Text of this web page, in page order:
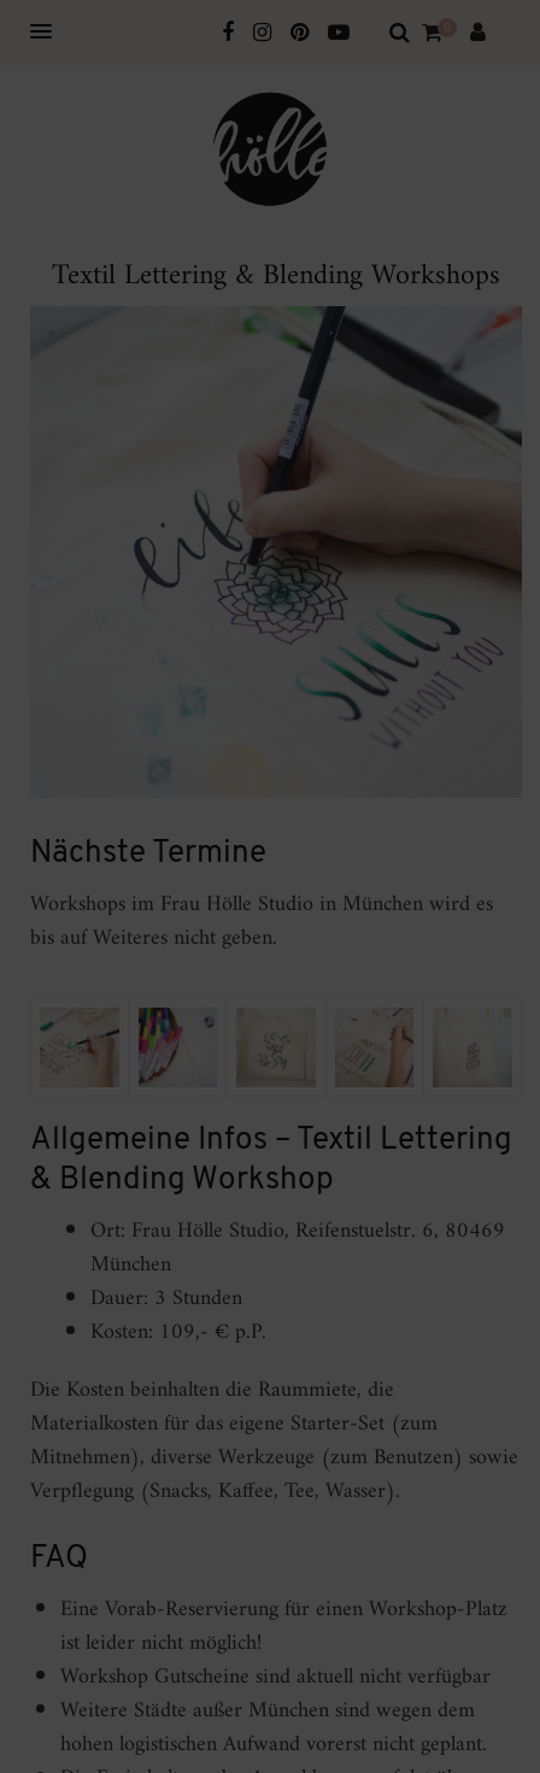
0
Textil Lettering & Blending Workshops
Nächste Termine
Workshops im Frau Hölle Studio in München wird es
bis auf Weiteres nicht geben.
Allgemeine Infos – Textil Lettering
& Blending Workshop
Ort: Frau Hölle Studio, Reifenstuelstr. 6, 80469
München
Dauer: 3 Stunden
Kosten: 109,- € p.P.
Die Kosten beinhalten die Raummiete, die
Materialkosten für das eigene Starter-Set (zum
Mitnehmen), diverse Werkzeuge (zum Benutzen) sowie
Verpflegung (Snacks, Kaffee, Tee, Wasser).
FAQ
Eine Vorab-Reservierung für einen Workshop-Platz
ist leider nicht möglich!
Workshop Gutscheine sind aktuell nicht verfügbar
Weitere Städte außer München sind wegen dem
hohen logistischen Aufwand vorerst nicht geplant.